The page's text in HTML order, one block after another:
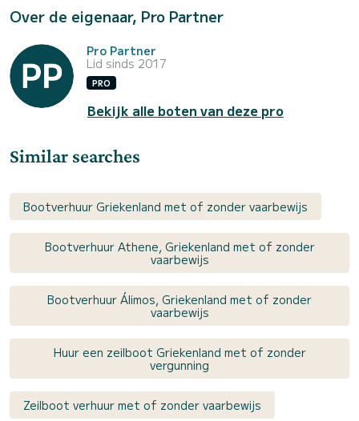
Over de eigenaar, Pro Partner
Pro Partner
Lid sinds 2017
PRO
Bekijk alle boten van deze pro
Similar searches
Bootverhuur Griekenland met of zonder vaarbewijs
Bootverhuur Athene, Griekenland met of zonder
vaarbewijs
Bootverhuur Álimos, Griekenland met of zonder
vaarbewijs
Huur een zeilboot Griekenland met of zonder
vergunning
Zeilboot verhuur met of zonder vaarbewijs